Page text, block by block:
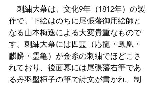
刺繍大幕は、文化9年（1812年）の製
作で、下絵はのちに尾張藩御用絵師と
なる山本梅逸による大変貴重なもので
す。刺繍大幕には四霊（応龍・鳳凰・
麒麟・霊亀）が金糸の刺繍でほどこさ
れており、後面幕には尾張藩右筆であ
る丹羽盤桓子の筆で詩文が書かれ、制